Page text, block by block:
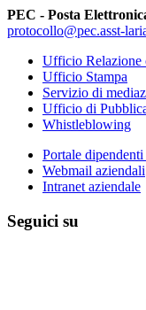
PEC - Posta
protocollo@pec.asst-
Ufficio Relazione
Ufficio Stampa
Servizio di
Ufficio di
Whistleblowing
Portale
Webmail aziendali
Intranet aziendale
Seguici su